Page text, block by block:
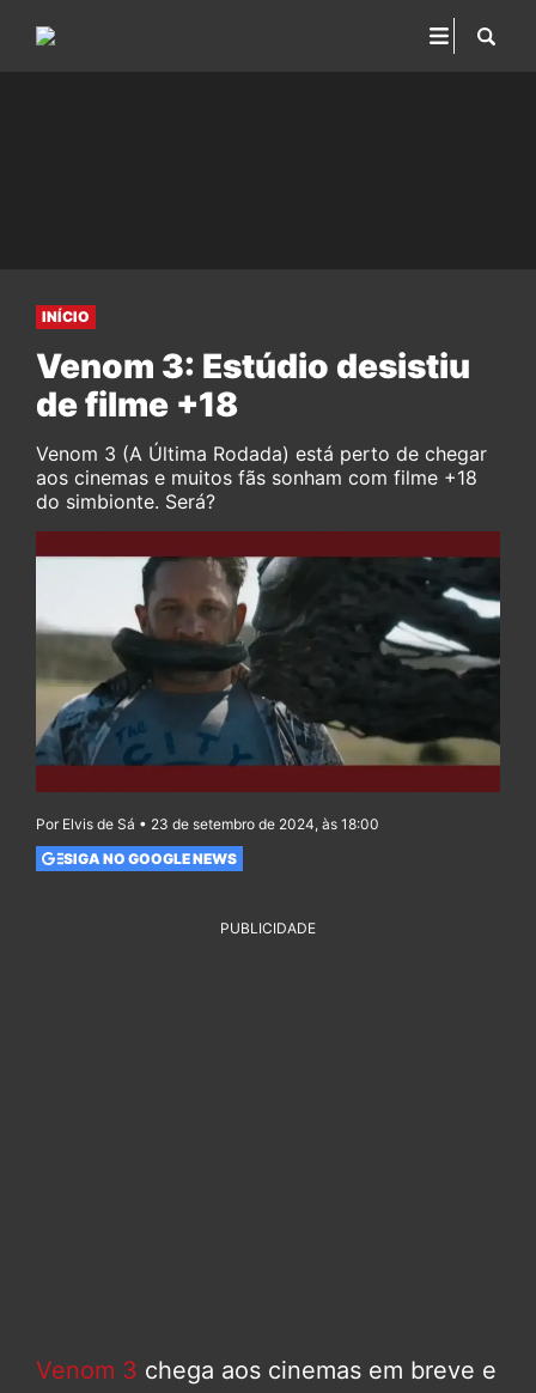
INÍCIO
Venom 3: Estúdio desistiu
de filme +18
Venom 3 (A Última Rodada) está perto de chegar
aos cinemas e muitos fãs sonham com filme +18
do simbionte. Será?
Por Elvis de Sá • 23 de setembro de 2024, às 18:00
SIGA NO GOOGLE NEWS
PUBLICIDADE
Venom 3 chega aos cinemas em breve e